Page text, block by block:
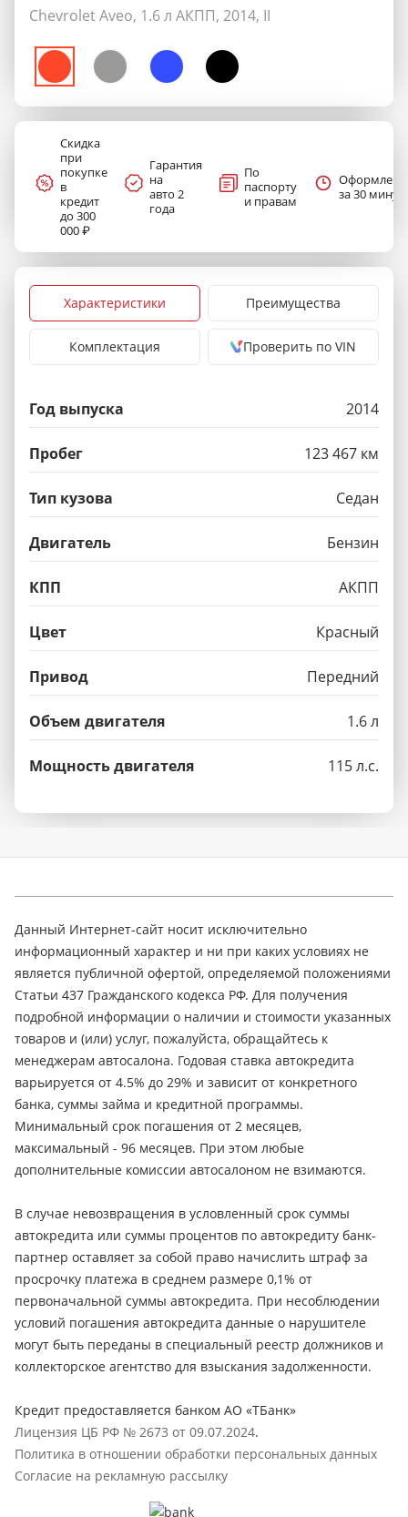
Chevrolet Aveo, 1.6 л АКПП, 2014, II
Скидка
при
покупке
в
кредит
до 300
000 ₽
Гарантия
на
авто 2
года
По
паспорту
и правам
за 30 минут
Характеристики Преимущества
Комплектация Проверить по VIN
Год выпуска 2014
Пробег 123 467 км
Тип кузова Седан
Двигатель Бензин
КПП АКПП
Цвет Красный
Привод Передний
Объем двигателя 1.6 л
Мощность двигателя 115 л.с.
Данный Интернет-сайт носит исключительно
информационный характер и ни при каких условиях не
является публичной офертой, определяемой положениями
Статьи 437 Гражданского кодекса РФ. Для получения
подробной информации о наличии и стоимости указанных
товаров и (или) услуг, пожалуйста, обращайтесь к
менеджерам автосалона. Годовая ставка автокредита
варьируется от 4.5% до 29% и зависит от конкретного
банка, суммы займа и кредитной программы.
Минимальный срок погашения от 2 месяцев,
максимальный - 96 месяцев. При этом любые
дополнительные комиссии автосалоном не взимаются.
В случае невозвращения в условленный срок суммы
автокредита или суммы процентов по автокредиту банк-
партнер оставляет за собой право начислить штраф за
просрочку платежа в среднем размере 0,1% от
первоначальной суммы автокредита. При несоблюдении
условий погашения автокредита данные о нарушителе
могут быть переданы в специальный реестр должников и
коллекторское агентство для взыскания задолженности.
Кредит предоставляется банком АО «ТБанк»
Лицензия ЦБ РФ № 2673 от 09.07.2024.
Политика в отношении обработки персональных данных
Согласие на рекламную рассылку